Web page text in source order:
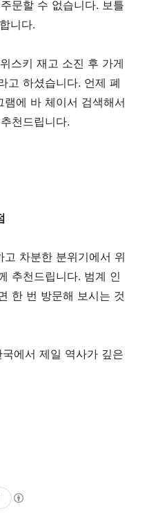
문할 수 없습니다. 보틀
니다.
위스키 재고 소진 후 가게
고 하셨습니다. 언제 폐
에 바 체이서 검색해서
천드립니다.
차분한 분위기에서 위
추천드립니다. 범계 인
한 번 방문해 보시는 것
국에서 제일 역사가 깊은